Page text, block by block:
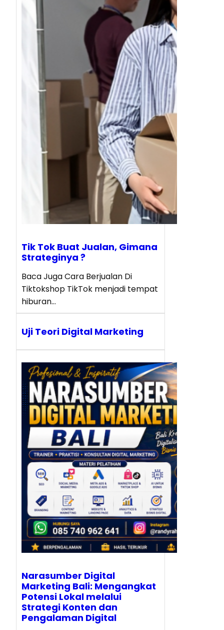
Tik Tok Buat Jualan, Gimana
Strateginya ?
Baca Juga Cara Berjualan Di
Tiktokshop TikTok menjadi tempat
hiburan…
Uji Teori Digital Marketing
Narasumber Digital
Marketing Bali: Mengangkat
Potensi Lokal melalui
Strategi Konten dan
Pengalaman Digital